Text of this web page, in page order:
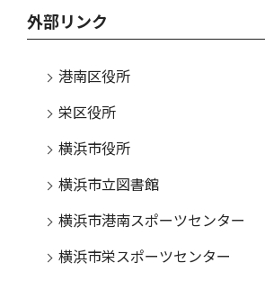
外部リンク
港南区役所
栄区役所
横浜市役所
横浜市立図書館
横浜市港南スポーツセンター
横浜市栄スポーツセンター